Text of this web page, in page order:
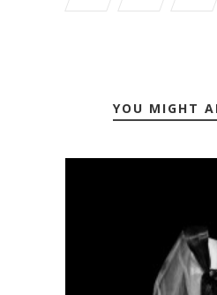
YOU MIGHT